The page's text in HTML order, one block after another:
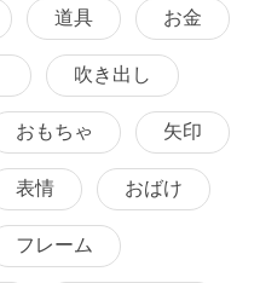
道具 お金
吹き出し
おもちゃ 矢印
表情 おばけ
フレーム